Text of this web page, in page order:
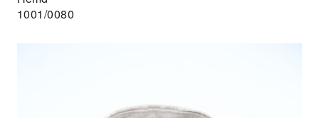
1001/0080